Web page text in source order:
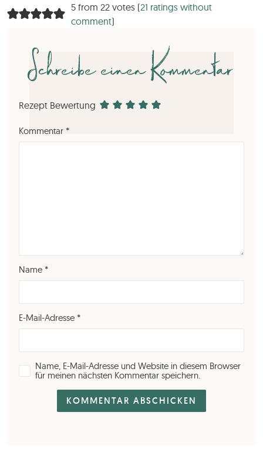
5 from 22 votes (21 ratings without
comment)
Schreibe einen Kommentar
Rezept Bewertung
Kommentar *
Name *
E-Mail-Adresse *
Name, E-Mail-Adresse und Website in diesem Browser
für meinen nächsten Kommentar speichern.